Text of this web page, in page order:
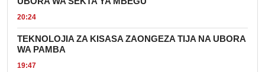
20:24
TEKNOLOJIA ZA KISASA ZAONGEZA TIJA NA UBORA
WA PAMBA
19:47